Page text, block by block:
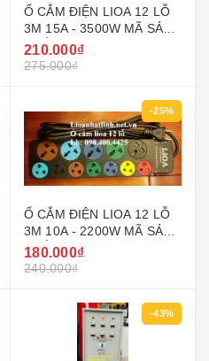
Ổ CẮM ĐIỆN LIOA 12 LỖ
3M 15A - 3500W MÃ SẢN
PHẨM 5D7SN15A3.2
210.000₫
275.000₫
-25%
Ổ CẮM ĐIỆN LIOA 12 LỖ
3M 10A - 2200W MÃ SẢN
PHẨM 5D7SN3.2
180.000₫
240.000₫
-43%